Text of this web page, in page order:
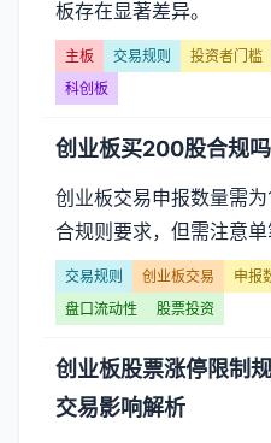
板存在显著差异。
主板 交易规则 投资者门槛
科创板
创业板买200股合规吗
创业板交易申报数量需
合规则要求，但需注意
交易规则 创业板交易
申报
盘口流动性
股票投资
创业板股票涨停限制
交易影响解析